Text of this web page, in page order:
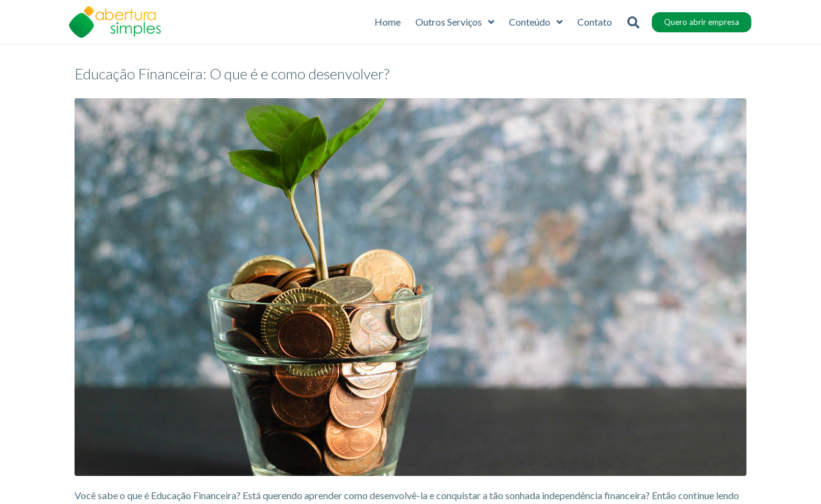
Home Outros Serviços Conteúdo Contato Quero abrir empresa
Educação Financeira: O que é e como desenvolver?
Você sabe o que é Educação Financeira? Está querendo aprender como desenvolvê-la e conquistar a tão sonhada independência financeira? Então continue lendo